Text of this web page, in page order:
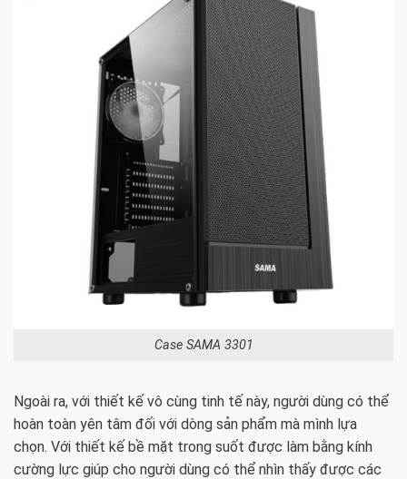
Case SAMA 3301
Ngoài ra, với thiết kế vô cùng tinh tế này, người dùng có thể
hoàn toàn yên tâm đối với dòng sản phẩm mà mình lựa
chọn. Với thiết kế bề mặt trong suốt được làm bằng kính
cường lực giúp cho người dùng có thể nhìn thấy được các